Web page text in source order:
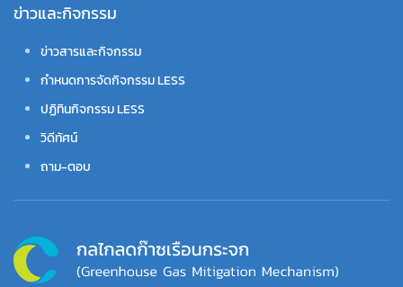
ข่าวและกิจกรรม
ข่าวสารและกิจกรรม
กำหนดการจัดกิจกรรม LESS
ปฏิทินกิจกรรม LESS
วิดีทัศน์
ถาม-ตอบ